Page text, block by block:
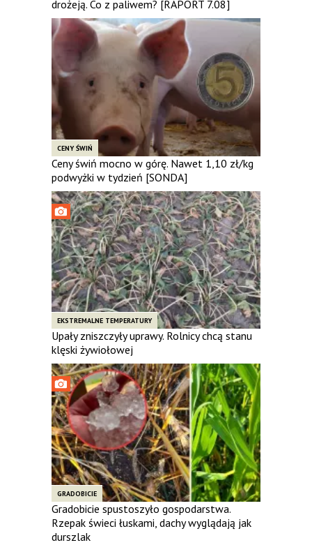
drożeją. Co z paliwem? [RAPORT 7.08]
CENY ŚWIŃ
Ceny świń mocno w górę. Nawet 1,10 zł/kg
podwyżki w tydzień [SONDA]
EKSTREMALNE TEMPERATURY
Upały zniszczyły uprawy. Rolnicy chcą stanu
klęski żywiołowej
GRADOBICIE
Gradobicie spustoszyło gospodarstwa.
Rzepak świeci łuskami, dachy wyglądają jak
durszlak